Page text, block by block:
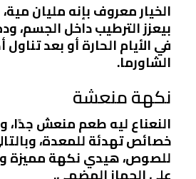
الخيار معروف بإنه مليان
بيعزز الترطيب داخل الجسم،
في الأيام الحارة أو بعد
الشاورما.
نكهة منعشة
النعناع ليه طعم منعش جدًا،
خصائص تهدئة للمعدة،
للصوص، هيدي نكهة مميزة